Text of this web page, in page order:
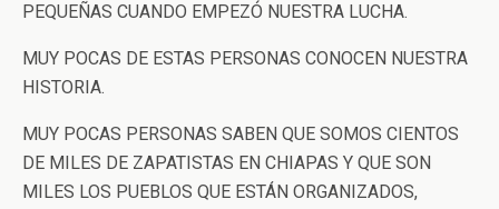
PEQUEÑAS CUANDO EMPEZÓ NUESTRA LUCHA.
MUY POCAS DE ESTAS PERSONAS CONOCEN NUESTRA
HISTORIA.
MUY POCAS PERSONAS SABEN QUE SOMOS CIENTOS
DE MILES DE ZAPATISTAS EN CHIAPAS Y QUE SON
MILES LOS PUEBLOS QUE ESTÁN ORGANIZADOS,